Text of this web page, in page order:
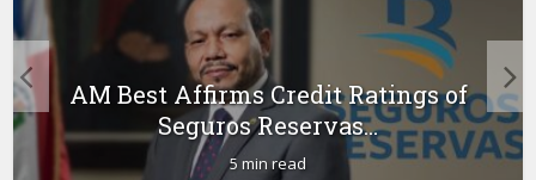
AM Best Affirms Credit Ratings of
Seguros Reservas...
5 min read